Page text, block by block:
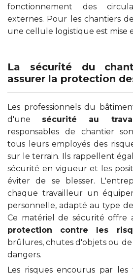
fonctionnement des
externes. Pour les chantiers
une cellule logistique est mise
La sécurité du
assurer la protection
Les professionnels du
d'une sécurité au
responsables de chantier
tous leurs employés des
sur le terrain. Ils rappellent
sécurité en vigueur et les
éviter de se blesser.
chaque travailleur un
personnelle, adapté au type
Ce matériel de sécurité offre
protection contre les
brûlures, chutes d'objets ou
dangers.
Les risques encourus par